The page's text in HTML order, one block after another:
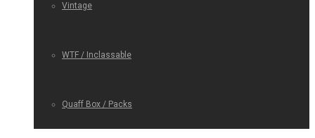
Vintage
WTF / Inclassable
Quaff Box / Packs